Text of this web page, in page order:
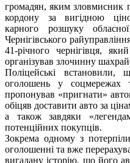
громадян, яким зловмисник
кордону за вигідною
карного розшуку
Чернігівського
41-річного чернігівця,
організував злочинну
Поліцейські
оголошень у соцмережах
пропонував «пригнати»
обіцяв доставити авто за
а також завдяки
потенційних покупців.
Зокрема одному з
оголошенні та вже
вигадану історію, що його